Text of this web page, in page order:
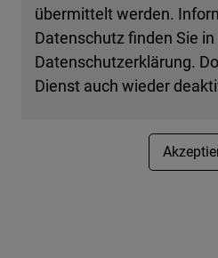
übermittelt werden.
Datenschutz finden Sie in
Datenschutzerklärung.
Dienst auch wieder